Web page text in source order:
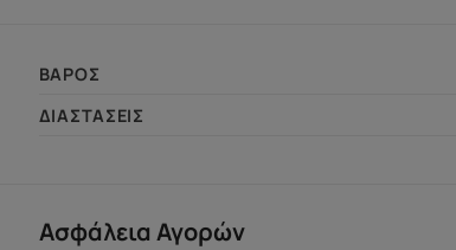
ΒΆΡΟΣ
ΔΙΑΣΤΆΣΕΙΣ
Ασφάλεια Αγορών